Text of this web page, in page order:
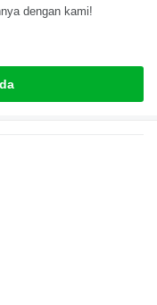
dengan kami!